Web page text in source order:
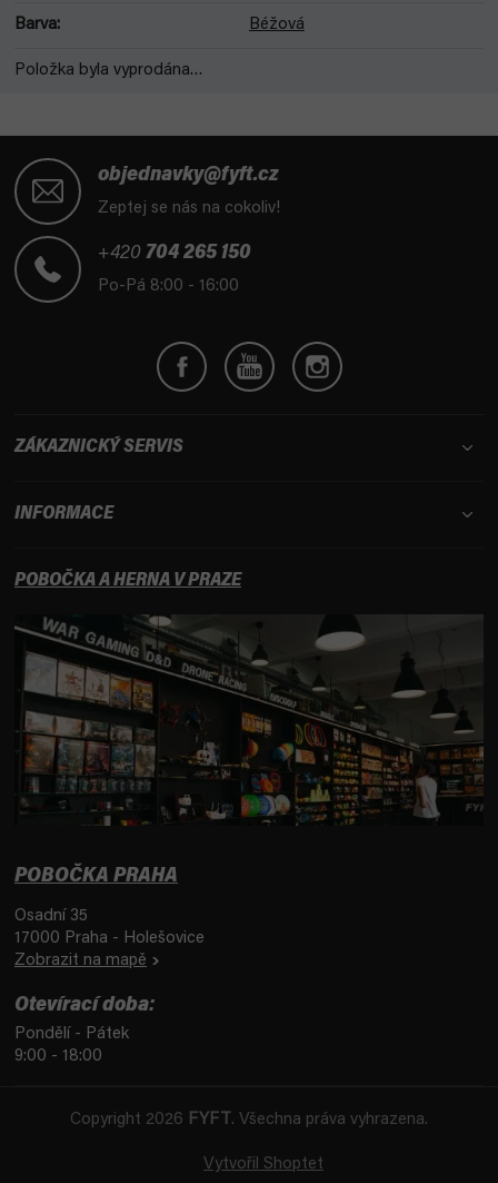
Barva: Béžová
Položka byla vyprodána…
objednavky@fyft.cz
Zeptej se nás na cokoliv!
+420 704 265 150
Po-Pá 8:00 - 16:00
ZÁKAZNICKÝ SERVIS
INFORMACE
POBOČKA A HERNA V PRAZE
POBOČKA PRAHA
Osadní 35
17000 Praha - Holešovice
Zobrazit na mapě
Otevírací doba:
Pondělí - Pátek
9:00 - 18:00
Vytvořil Shoptet
Copyright 2026 FYFT . Všechna práva vyhrazena.